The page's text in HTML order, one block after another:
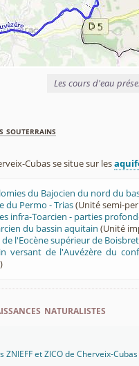
Les cours d'eau
souterrains
Cubas se situe sur les
du Bajocien du nord du
du Permo - Trias(Unité semi-
infra-Toarcien - parties
du bassin aquitain (Unité
de l'Eocène supérieur de
versant de l'Auvézère du
naturalistes
ZNIEFF et ZICO de Cherveix-